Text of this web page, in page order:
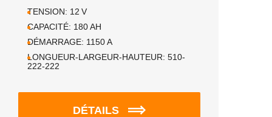
TENSION: 12 V
CAPACITÉ: 180AH
DÉMARRAGE: 1150A
LONGUEUR-LARGEUR-HAUTEUR: 510-
222-222
DÉTAILS